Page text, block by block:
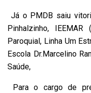
Já o PMDB saiu
Pinhalzinho,
Paroquial, Linha Um
Escola Dr.Marcelino
Saúde,
Para o cargo de